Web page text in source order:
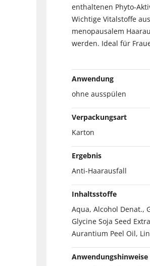
enthaltenen Phyto-
Wichtige Vitalstoffe
menopausalem
werden. Ideal für
Anwendung
ohne ausspülen
Verpackungsart
Karton
Ergebnis
Anti-Haarausfall
Inhaltsstoffe
Aqua, Alcohol Denat.,
Glycine Soja Seed
Aurantium Peel Oil,
Anwendungshinweise